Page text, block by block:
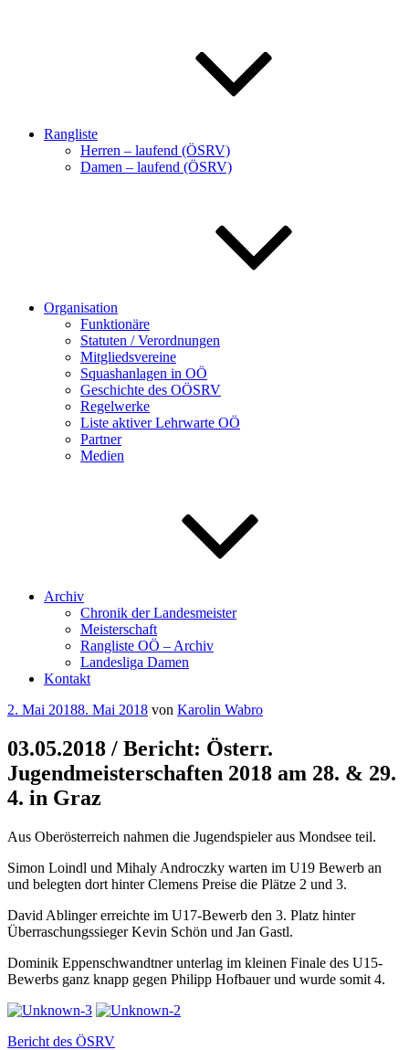
Rangliste
Herren – laufend (ÖSRV)
Damen – laufend (ÖSRV)
Organisation
Funktionäre
Statuten / Verordnungen
Mitgliedsvereine
Squashanlagen in OÖ
Geschichte des OÖSRV
Regelwerke
Liste aktiver Lehrwarte OÖ
Partner
Medien
Archiv
Chronik der Landesmeister
Meisterschaft
Rangliste OÖ – Archiv
Landesliga Damen
Kontakt
Veröffentlicht
2. Mai 20188. Mai 2018 von Karolin Wabro
03.05.2018 / Bericht: Österr.
Jugendmeisterschaften 2018 am 28. & 29.
4. in Graz
Aus Oberösterreich nahmen die Jugendspieler aus Mondsee teil.
Simon Loindl und Mihaly Androczky warten im U19 Bewerb an
und belegten dort hinter Clemens Preise die Plätze 2 und 3.
David Ablinger erreichte im U17-Bewerb den 3. Platz hinter
Überraschungssieger Kevin Schön und Jan Gastl.
Dominik Eppenschwandtner unterlag im kleinen Finale des U15-
Bewerbs ganz knapp gegen Philipp Hofbauer und wurde somit 4.
Bericht des ÖSRV